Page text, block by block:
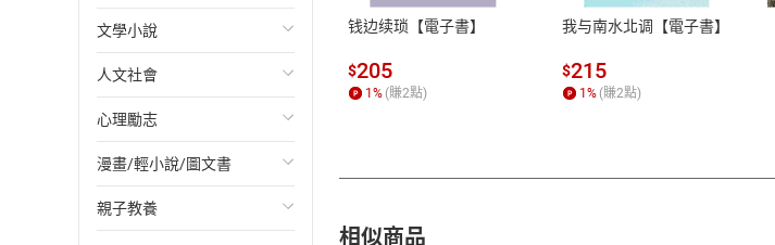
投資理財
經濟/趨勢
財務/金融
管理/領導
職場工作術
文學小說
歐美文學
日本文學
韓國文學
華文文學
人文社會
國際關係
政治
社會科學
心理勵志
心靈成長/情緒
人際關係
漫畫/輕小說/圖文書
輕小說
親子教養
之權利
除權合
質各有
照各商
钱边续琐【電子書】
$205
1 % (賺2點)
我与南水北调【電子書】
$215
1 % (賺2點)
相似商品